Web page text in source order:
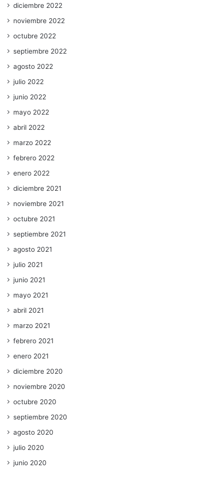
diciembre 2022
noviembre 2022
octubre 2022
septiembre 2022
agosto 2022
julio 2022
junio 2022
mayo 2022
abril 2022
marzo 2022
febrero 2022
enero 2022
diciembre 2021
noviembre 2021
octubre 2021
septiembre 2021
agosto 2021
julio 2021
junio 2021
mayo 2021
abril 2021
marzo 2021
febrero 2021
enero 2021
diciembre 2020
noviembre 2020
octubre 2020
septiembre 2020
agosto 2020
julio 2020
junio 2020